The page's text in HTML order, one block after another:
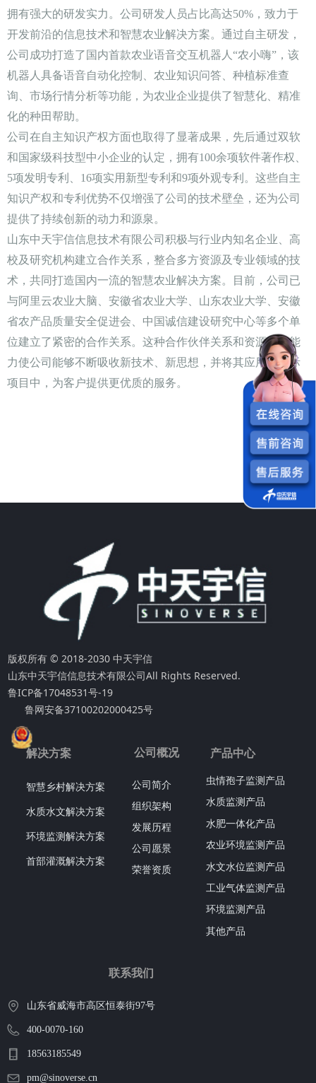
拥有强大的研发实力。公司研发人员占比高达50%，致力于
开发前沿的信息技术和智慧农业解决方案。通过自主研发，
公司成功打造了国内首款农业语音交互机器人“农小嗨”，该
机器人具备语音自动化控制、农业知识问答、种植标准查
询、市场行情分析等功能，为农业企业提供了智慧化、精准
化的种田帮助。
公司在自主知识产权方面也取得了显著成果，先后通过双软
和国家级科技型中小企业的认定，拥有100余项软件著作权、
5项发明专利、16项实用新型专利和9项外观专利。这些自主
知识产权和专利优势不仅增强了公司的技术壁垒，还为公司
提供了持续创新的动力和源泉。
山东中天宇信信息技术有限公司积极与行业内知名企业、高
校及研究机构建立合作关系，整合多方资源及专业领域的技
术，共同打造国内一流的智慧农业解决方案。目前，公司已
与阿里云农业大脑、安徽省农业大学、山东农业大学、安徽
省农产品质量安全促进会、中国诚信建设研究中心等多个单
位建立了紧密的合作关系。这种合作伙伴关系和资源整合能
力使公司能够不断吸收新技术、新思想，并将其应用于实际
项目中，为客户提供更优质的服务。
联系我们
山东省威海市高区恒泰街97号
400-0070-160
18563185549
pm@sinoverse.cn
版权所有 © 2018-2030 中天宇信
山东中天宇信信息技术有限公司All Rights Reserved.
鲁ICP备17048531号-19
鲁网安备37100202000425号
产品中心
虫情孢子监测产品
水质监测产品
水肥一体化产品
农业环境监测产品
水文水位监测产品
工业气体监测产品
环境监测产品
其他产品
智慧乡村解决方案
水质水文解决方案
环境监测解决方案
首部灌溉解决方案
解决方案
公司简介
组织架构
发展历程
公司愿景
荣誉资质
公司概况